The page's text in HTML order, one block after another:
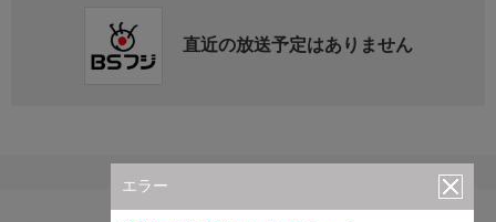
エラー
直近の放送予定はありません